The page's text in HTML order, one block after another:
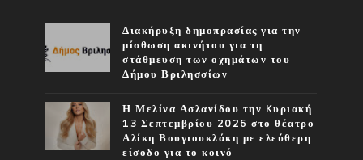
Διακήρυξη δημοπρασίας για την
μίσθωση ακινήτου για τη
στάθμευση των οχημάτων του
Δήμου Βριλησσίων
Η Μελίνα Ασλανίδου την Kυριακή
13 Σεπτεμβρίου 2026 στο θέατρο
Αλίκη Βουγιουκλάκη με ελεύθερη
είσοδο για το κοινό